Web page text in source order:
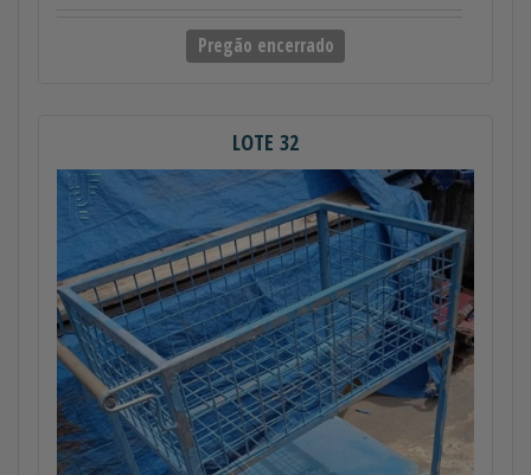
Pregão encerrado
LOTE 32